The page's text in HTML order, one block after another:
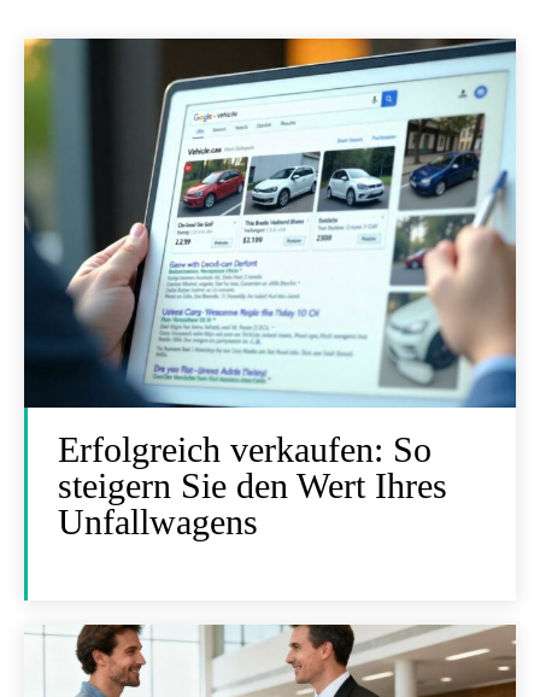
Erfolgreich verkaufen: So
steigern Sie den Wert Ihres
Unfallwagens